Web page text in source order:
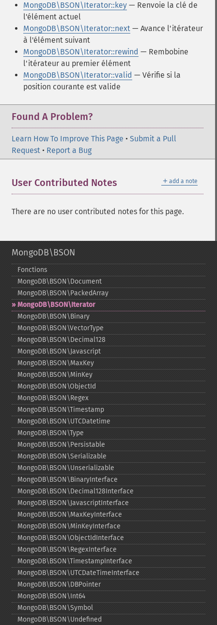
MongoDB\BSON\Iterator::key — Renvoie la clé de
l'élément actuel
MongoDB\BSON\Iterator::next — Avance l'itérateur
à l'élément suivant
MongoDB\BSON\Iterator::rewind — Rembobine
l'itérateur au premier élément
MongoDB\BSON\Iterator::valid — Vérifie si la
position courante est valide
Found A Problem?
Learn How To Improve This Page • Submit a Pull
Request • Report a Bug
＋ add a note
User Contributed Notes
There are no user contributed notes for this page.
MongoDB\BSON
Fonctions
MongoDB\BSON\Document
MongoDB\BSON\PackedArray
MongoDB\BSON\Iterator
MongoDB\BSON\Binary
MongoDB\BSON\VectorType
MongoDB\BSON\Decimal128
MongoDB\BSON\Javascript
MongoDB\BSON\MaxKey
MongoDB\BSON\MinKey
MongoDB\BSON\ObjectId
MongoDB\BSON\Regex
MongoDB\BSON\Timestamp
MongoDB\BSON\UTCDatetime
MongoDB\BSON\Type
MongoDB\BSON\Persistable
MongoDB\BSON\Serializable
MongoDB\BSON\Unserializable
MongoDB\BSON\BinaryInterface
MongoDB\BSON\Decimal128Interface
MongoDB\BSON\JavascriptInterface
MongoDB\BSON\MaxKeyInterface
MongoDB\BSON\MinKeyInterface
MongoDB\BSON\ObjectIdInterface
MongoDB\BSON\RegexInterface
MongoDB\BSON\TimestampInterface
MongoDB\BSON\UTCDateTimeInterface
MongoDB\BSON\DBPointer
MongoDB\BSON\Int64
MongoDB\BSON\Symbol
MongoDB\BSON\Undefined